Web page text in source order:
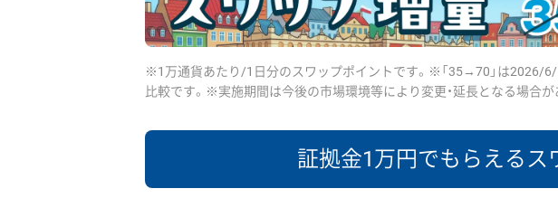
※1万通貨あたり/1日分のスワップポイントです。※「35→70」は2026/6/
比較です。※実施期間は今後の市場環境等により変更・延長となる場合が
証拠金1万円でもらえるス